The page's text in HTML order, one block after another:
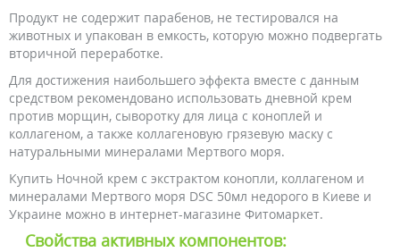
Продукт не содержит парабенов, не тестировался на
животных и упакован в емкость, которую можно подвергать
вторичной переработке.
Для достижения наибольшего эффекта вместе с данным
средством рекомендовано использовать дневной крем
против морщин, сыворотку для лица с коноплей и
коллагеном, а также коллагеновую грязевую маску с
натуральными минералами Мертвого моря.
Купить Ночной крем с экстрактом конопли, коллагеном и
минералами Мертвого моря DSC 50мл недорого в Киеве и
Украине можно в интернет-магазине Фитомаркет.
Свойства активных компонентов: